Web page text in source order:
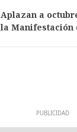
Aplazan a
la Manifestación
PUBLICIDAD